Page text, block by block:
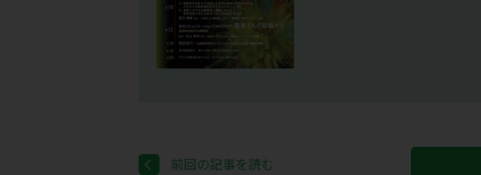
前回の記事を読む